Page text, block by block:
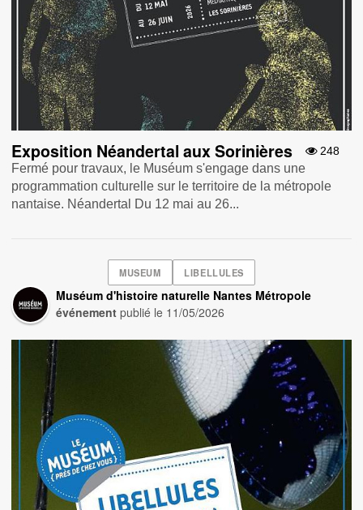
248
Exposition Néandertal aux Sorinières
Fermé pour travaux, le Muséum s'engage dans une
programmation culturelle sur le territoire de la métropole
nantaise. Néandertal Du 12 mai au 26...
MUSEUM LIBELLULES
Muséum d'histoire naturelle Nantes Métropole
événement publié le 11/05/2026